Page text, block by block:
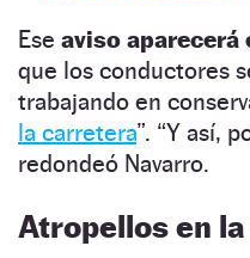
Ese aviso aparecerá
que los conductores
trabajando en
la carretera”. “Y así,
redondeó Navarro.
Atropellos en